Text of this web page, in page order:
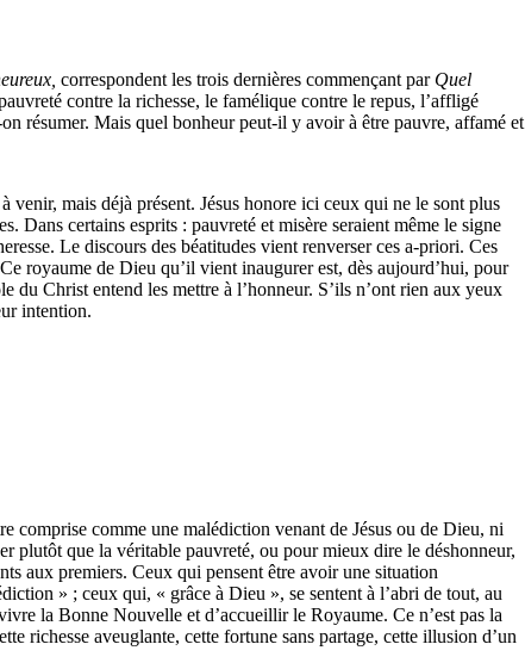
correspondent les trois dernières commençant par Quel
contre la richesse, le famélique contre le repus, l’affligé
résumer. Mais quel bonheur peut-il y avoir à être pauvre, affamé et
venir, mais déjà présent. Jésus honore ici ceux qui ne le sont plus
Dans certains esprits : pauvreté et misère seraient même le signe
Le discours des béatitudes vient renverser ces a-priori. Ces
royaume de Dieu qu’il vient inaugurer est, dès aujourd’hui, pour
Christ entend les mettre à l’honneur. S’ils n’ont rien aux yeux
intention.
comprise comme une malédiction venant de Jésus ou de Dieu, ni
plutôt que la véritable pauvreté, ou pour mieux dire le déshonneur,
aux premiers. Ceux qui pensent être avoir une situation
» ; ceux qui, « grâce à Dieu », se sentent à l’abri de tout, au
la Bonne Nouvelle et d’accueillir le Royaume. Ce n’est pas la
richesse aveuglante, cette fortune sans partage, cette illusion d’un